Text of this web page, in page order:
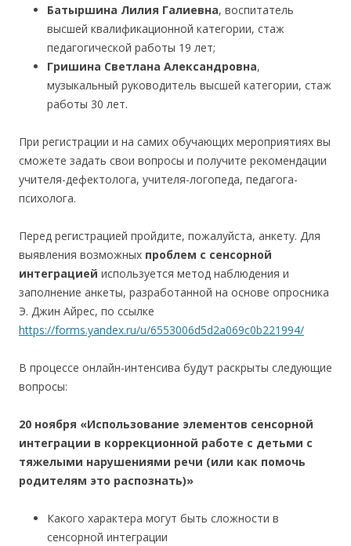
Батыршина Лилия Галиевна, воспитатель
высшей квалификационной категории, стаж
педагогической работы 19 лет;
Гришина Светлана Александровна,
музыкальный руководитель высшей категории, стаж
работы 30 лет.
При регистрации и на самих обучающих мероприятиях вы
сможете задать свои вопросы и получите рекомендации
учителя-дефектолога, учителя-логопеда, педагога-
психолога.
Перед регистрацией пройдите, пожалуйста, анкету. Для
выявления возможных проблем с сенсорной
интеграцией используется метод наблюдения и
заполнение анкеты, разработанной на основе опросника
Э. Джин Айрес, по ссылке
https://forms.yandex.ru/u/6553006d5d2a069c0b221994/
В процессе онлайн-интенсива будут раскрыты следующие
вопросы:
20 ноября «Использование элементов сенсорной
интеграции в коррекционной работе с детьми с
тяжелыми нарушениями речи (или как помочь
родителям это распознать)»
Какого характера могут быть сложности в
сенсорной интеграции